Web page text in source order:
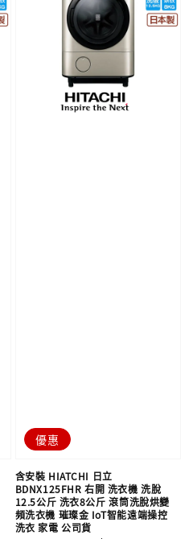
優惠
含安裝 HIATCHI 日立
BDNX125FHR 右開 洗衣機 洗脫
12.5公斤 洗衣8公斤 滾筒洗脫烘變
頻洗衣機 璀璨金 IoT智能遠端操控
洗衣 家電 公司貨